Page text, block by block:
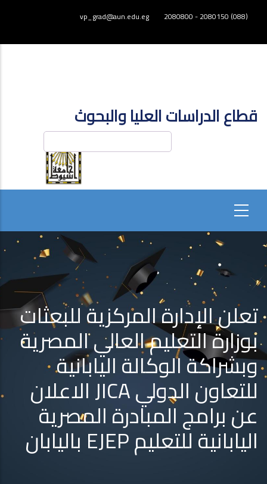
الرئيسي
(088) 2080150 - 2080800
vp_grad@aun.edu.eg
قطاع الدراسات العليا والبحوث
بحث
تعلن الإدارة المركزية للبعثات
بوزارة التعليم العالي المصرية
وبشراكة الوكالة اليابانية
للتعاون الدولي JICA الاعلان
عن برامج المبادرة المصرية
اليابانية للتعليم EJEP باليابان